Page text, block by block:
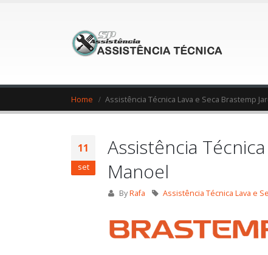
Home Assistência Técnica Lava e Seca Brastemp
11
set
Assistência
Manoel
ByRafa Assistência Técnica Lava e